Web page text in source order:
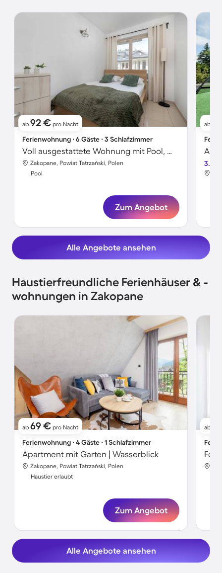
ab 92 € pro Nacht
Ferienwohnung ∙ 6 Gäste ∙ 3 Schlafzimmer
Voll ausgestattete Wohnung mit Pool, Whirlpool und Garten | Haustierfreundlich
Zakopane, Powiat Tatrzański, Polen
Pool
Zum Angebot
ab
3.8
Alle Angebote ansehen
Haustierfreundliche Ferienhäuser & -
wohnungen in Zakopane
ab 69 € pro Nacht
Ferienwohnung ∙ 4 Gäste ∙ 1 Schlafzimmer
Apartment mit Garten | Wasserblick
Zakopane, Powiat Tatrzański, Polen
Haustier erlaubt
Zum Angebot
ab
Alle Angebote ansehen